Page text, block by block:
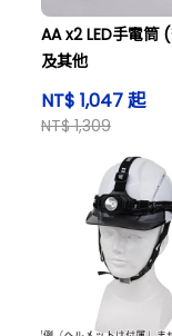
AA x2 LED手電筒
及其他
NT$ 1,047 起
NT$ 1,309